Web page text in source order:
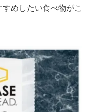
めしたい食べ物がこ